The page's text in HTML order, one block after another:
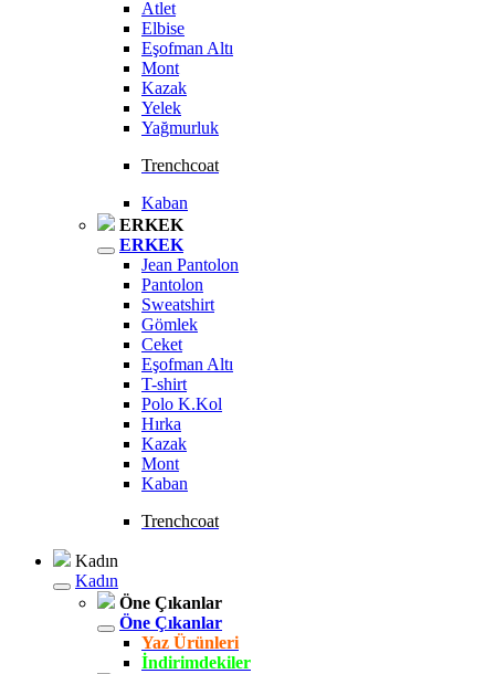
Atlet
Elbise
Eşofman Altı
Mont
Kazak
Yelek
Yağmurluk
Trenchcoat
Kaban
ERKEK
ERKEK
Jean Pantolon
Pantolon
Sweatshirt
Gömlek
Ceket
Eşofman Altı
T-shirt
Polo K.Kol
Hırka
Kazak
Mont
Kaban
Trenchcoat
Kadın
Kadın
Öne Çıkanlar
Öne Çıkanlar
Yaz Ürünleri
İndirimdekiler